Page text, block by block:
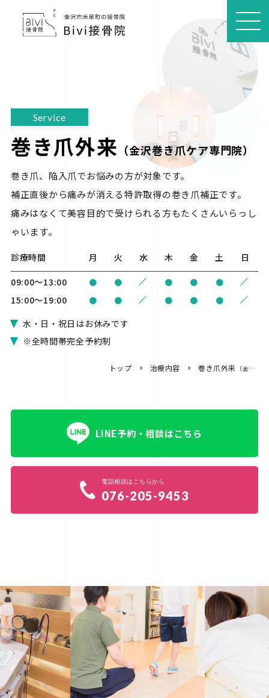
MEN
U
Service
巻き爪外来 （金沢巻き爪ケア専門院）
巻き爪、陥入爪でお悩みの方が対象です。
補正直後から痛みが消える特許取得の巻き爪補正です。
痛みはなくて美容目的で受けられる方もたくさんいらっし
ゃいます。
診療時間 月 火 水 木 金 土 日
09:00〜13:00 ● ● / ● ● ● /
15:00〜19:00 ● ● / ● ● ● /
水・日・祝日はお休みです
※全時間帯完全予約制
トップ 治療内容 巻き爪外来 （金沢巻き爪ケア専門院）
LINE予約・相談はこちら
電話相談はこちらから
076-205-9453